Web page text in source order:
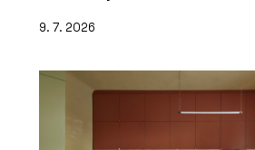
9. 7. 2026